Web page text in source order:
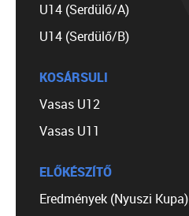
U14 (Serdülő/A)
U14 (Serdülő/B)
KOSÁRSULI
Vasas U12
Vasas U11
ELŐKÉSZÍTŐ
Eredmények (Nyuszi Kupa)